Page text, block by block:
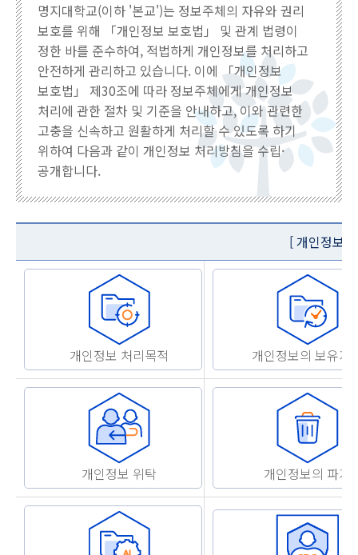
명지대학교(이하 '본교')는 정보주체의 자유와 권리
보호를 위해 「개인정보 보호법」 및 관계 법령이
정한 바를 준수하여, 적법하게 개인정보를 처리하고
안전하게 관리하고 있습니다. 이에 「개인정보
보호법」 제30조에 따라 정보주체에게 개인정보
처리에 관한 절차 및 기준을 안내하고, 이와 관련한
고충을 신속하고 원활하게 처리할 수 있도록 하기
위하여 다음과 같이 개인정보 처리방침을 수립·
공개합니다.
[ 개인정보
개인정보 처리목적 개인정보의 보유기
개인정보 위탁 개인정보의 파기